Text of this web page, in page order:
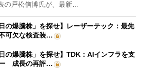
の戸松信博氏が、最新…
の爆騰株」を探せ】レーザーテック：最先
可欠な検査装…
の爆騰株」を探せ】TDK：AIインフラを支
ー 成長の再評…